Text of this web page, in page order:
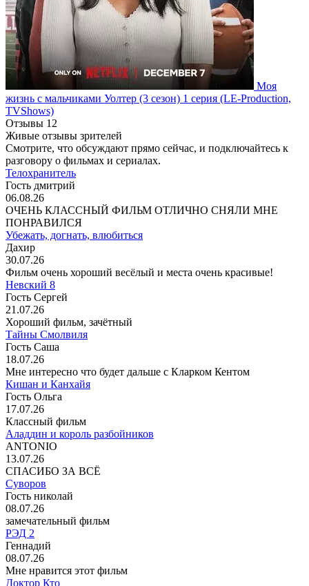
Моя
жизнь с мальчиками Уолтер (3 сезон) 1 серия (LE-Production,
TVShows)
Отзывы 12
Живые отзывы зрителей
Смотрите, что обсуждают прямо сейчас, и подключайтесь к
разговору о фильмах и сериалах.
Телохранитель
Гость дмитрий
06.08.26
ОЧЕНЬ КЛАССНЫЙ ФИЛЬМ ОТЛИЧНО СНЯЛИ МНЕ
ПОНРАВИЛСЯ
Убежать, догнать, влюбиться
Дахир
30.07.26
Фильм очень хороший весёлый и места очень красивые!
Невский 8
Гость Сергей
21.07.26
Хороший фильм, зачётный
Тайны Смолвиля
Гость Саша
18.07.26
Мне интересно что будет дальше с Кларком Кентом
Кишан и Канхайя
Гость Ольга
17.07.26
Классный фильм
Аладдин и король разбойников
ANTONIO
13.07.26
СПАСИБО ЗА ВСЁ
Суворов
Гость николай
08.07.26
замечательный фильм
РЭД 2
Геннадий
08.07.26
Мне нравится этот фильм
Доктор Кто